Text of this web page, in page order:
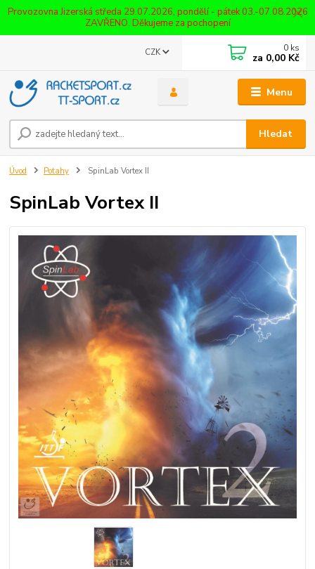
Provozovna Jizerská středa 29.07.2026, pondělí - pátek 03.-07.08.2026
ZAVŘENO. Děkujeme za pochopení
Menu
CZK
Hledat
0 ks
za 0,00 Kč
Úvod Potahy SpinLab Vortex II
SpinLab Vortex II